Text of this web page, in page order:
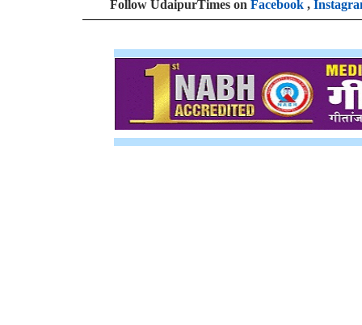
Follow UdaipurTimes on Facebook ,